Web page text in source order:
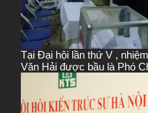
Tại Đại hội lần thứ V ,
Văn Hải được bầu là Phó